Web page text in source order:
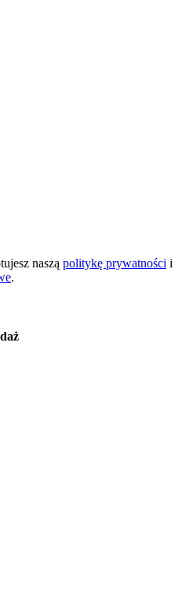
naszą politykę prywatności i
.